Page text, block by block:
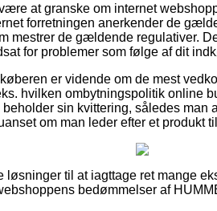
at granske om internet
forretningen anerkender de
mestrer de gældende regulativer.
for problemer som følge af dit
er vidende om de mest
hvilken ombytningspolitik online
sin kvittering, således man
om man leder efter et produkt
løsninger til at iagttage ret mange
bedømmelser af